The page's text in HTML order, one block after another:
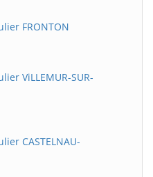
FRONTON
ViLLEMUR-SUR-
CASTELNAU-